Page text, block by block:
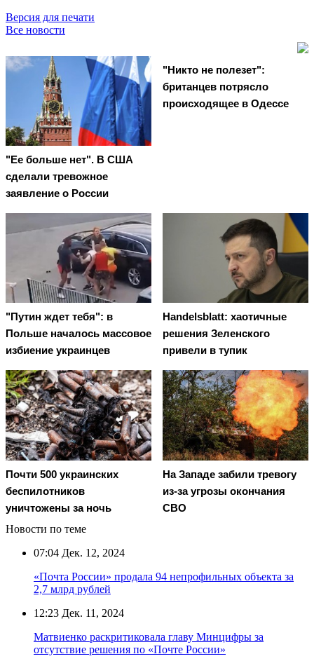
Версия для печати
Все новости
"Ее больше нет". В США
сделали тревожное
заявление о России
"Никто не полезет":
британцев потрясло
происходящее в Одессе
"Путин ждет тебя": в
Польше началось массовое
избиение украинцев
Handelsblatt: хаотичные
решения Зеленского
привели в тупик
Почти 500 украинских
беспилотников
уничтожены за ночь
На Западе забили тревогу
из-за угрозы окончания
СВО
Новости по теме
07:04 Дек. 12, 2024
«Почта России» продала 94 непрофильных объекта за
2,7 млрд рублей
12:23 Дек. 11, 2024
Матвиенко раскритиковала главу Минцифры за
отсутствие решения по «Почте России»